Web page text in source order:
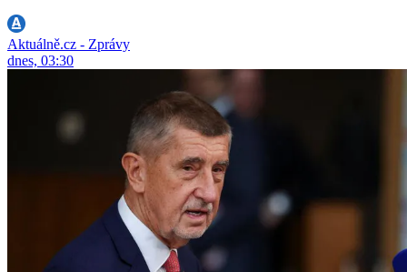
Aktuálně.cz - Zprávy
dnes, 03:30